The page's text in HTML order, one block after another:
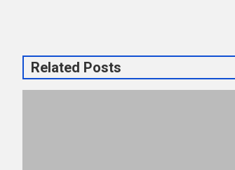
Related Posts